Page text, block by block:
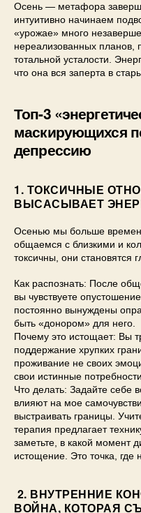
Осень — метафора
интуитивно начинаем
«урожае» много
нереализованных планов,
тотальной усталости.
что она вся заперта в
Топ-3
маскирующихся
депрессию
1. ТОКСИЧНЫЕ
ВЫСАСЫВАЕТ
Осенью мы больше
общаемся с близкими и
токсичны, они становятся
Как распознать: После
вы чувствуете
постоянно вынуждены
быть «донором» для него.
Почему это истощает: Вы
поддержание хрупких
проживание не своих
свои истинные потребности.
Что делать: Задайте себе
влияют на мое
выстраивать границы.
терапия предлагает
заметьте, в какой момент
истощение. Это точка,
2. ВНУТРЕННИЕ
ВОЙНА, КОТОРАЯ